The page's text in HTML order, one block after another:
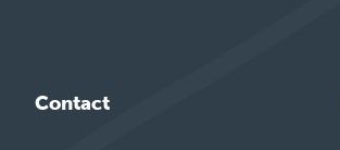
Contact